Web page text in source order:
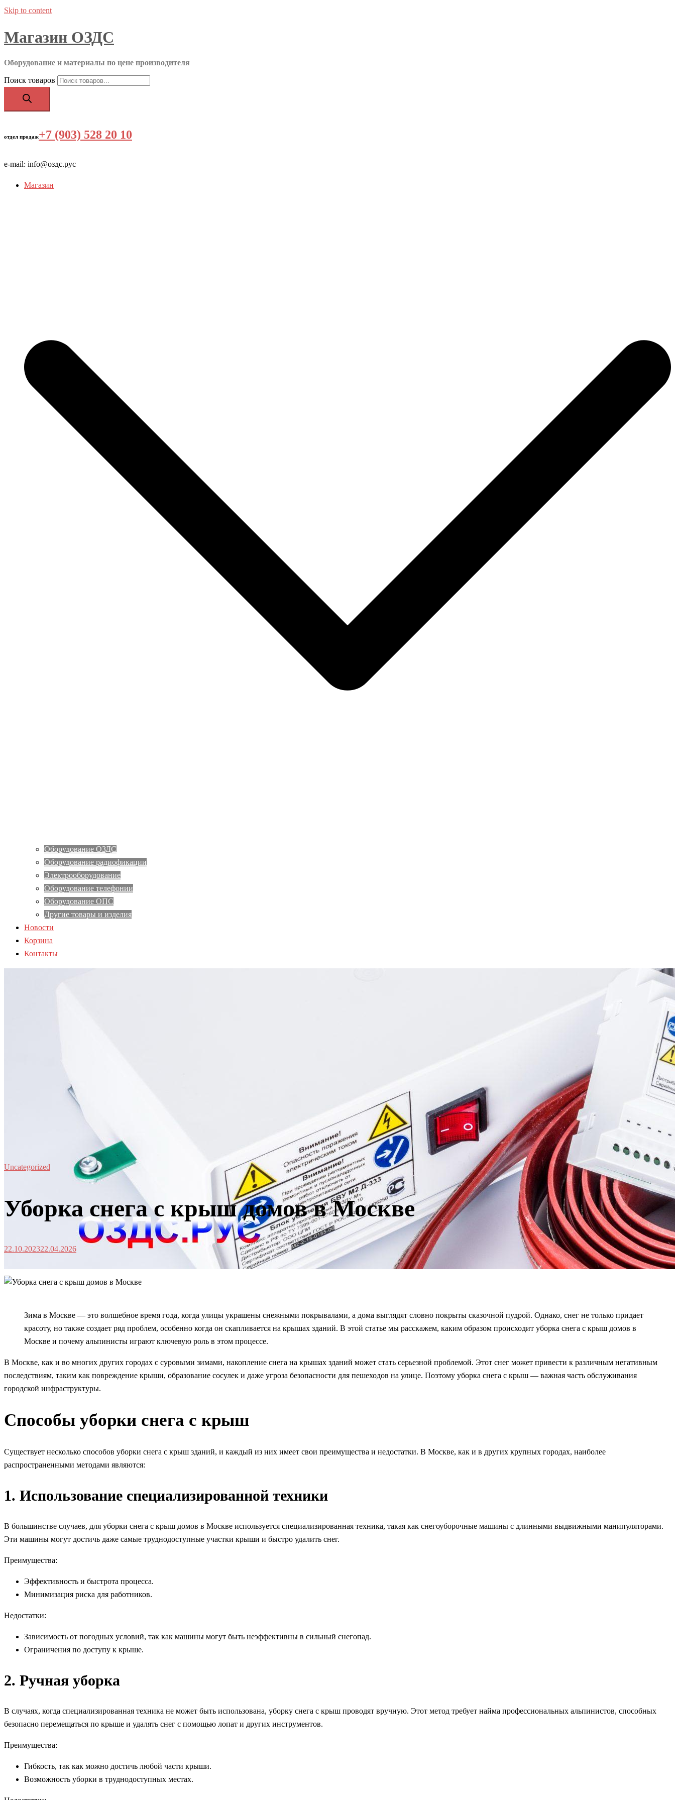
Skip to content
Магазин ОЗДС
Оборудование и материалы по цене производителя
Поиск товаров
отдел продаж+7 (903) 528 20 10
e-mail: info@оздс.рус
Магазин
Оборудование ОЗДС
Оборудование радиофикации
Электрооборудование
Оборудование телефонии
Оборудование ОПС
Другие товары и изделия
Новости
Корзина
Контакты
Uncategorized
Уборка снега с крыш домов в Москве
22.10.202322.04.2026
Зима в Москве — это волшебное время года, когда улицы украшены снежными покрывалами, а дома выглядят словно покрыты сказочной пудрой. Однако, снег не только придает
красоту, но также создает ряд проблем, особенно когда он скапливается на крышах зданий. В этой статье мы расскажем, каким образом происходит уборка снега с крыш домов в
Москве и почему альпинисты играют ключевую роль в этом процессе.
В Москве, как и во многих других городах с суровыми зимами, накопление снега на крышах зданий может стать серьезной проблемой. Этот снег может привести к различным негативным
последствиям, таким как повреждение крыши, образование сосулек и даже угроза безопасности для пешеходов на улице. Поэтому уборка снега с крыш — важная часть обслуживания
городской инфраструктуры.
Способы уборки снега с крыш
Существует несколько способов уборки снега с крыш зданий, и каждый из них имеет свои преимущества и недостатки. В Москве, как и в других крупных городах, наиболее
распространенными методами являются:
1. Использование специализированной техники
В большинстве случаев, для уборки снега с крыш домов в Москве используется специализированная техника, такая как снегоуборочные машины с длинными выдвижными манипуляторами.
Эти машины могут достичь даже самые труднодоступные участки крыши и быстро удалить снег.
Преимущества:
Эффективность и быстрота процесса.
Минимизация риска для работников.
Недостатки:
Зависимость от погодных условий, так как машины могут быть неэффективны в сильный снегопад.
Ограничения по доступу к крыше.
2. Ручная уборка
В случаях, когда специализированная техника не может быть использована, уборку снега с крыш проводят вручную. Этот метод требует найма профессиональных альпинистов, способных
безопасно перемещаться по крыше и удалять снег с помощью лопат и других инструментов.
Преимущества:
Гибкость, так как можно достичь любой части крыши.
Возможность уборки в труднодоступных местах.